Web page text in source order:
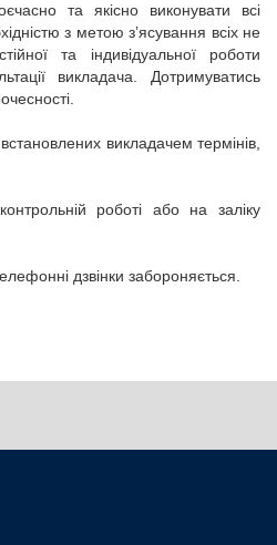
та якісно виконувати всі
з метою з’ясування всіх не
та індивідуальної роботи
викладача. Дотримуватись
викладачем термінів,
роботі або на заліку
дзвінки забороняється.